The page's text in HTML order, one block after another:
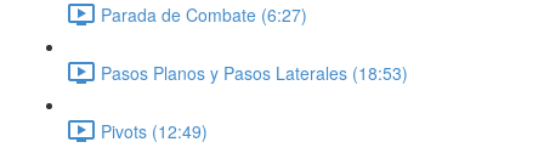
Parada de Combate (6:27)
Pasos Planos y Pasos Laterales (18:53)
Pivots (12:49)